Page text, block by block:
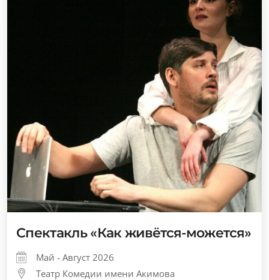
Спектакль «Как живётся-можется»
Май - Август 2026
Театр Комедии имени Акимова